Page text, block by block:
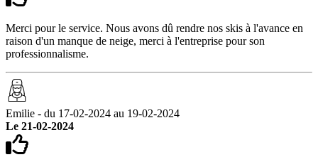
Merci pour le service. Nous avons dû rendre nos skis à l'avance en
raison d'un manque de neige, merci à l'entreprise pour son
professionnalisme.
Emilie - du 17-02-2024 au 19-02-2024
Le 21-02-2024